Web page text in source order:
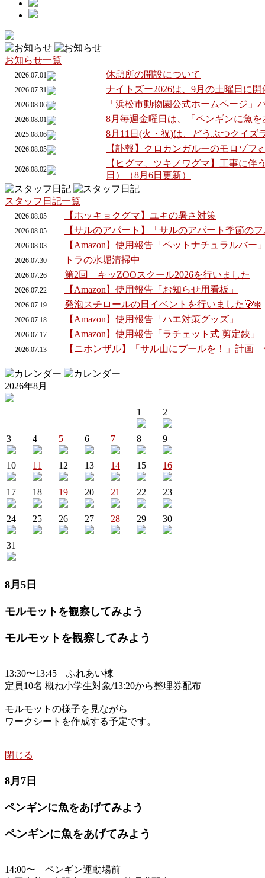
お知らせ一覧
2026.07.01 休憩所の開設について
2026.07.31 ナイトズー2026は、9月の土曜日に開
2026.08.06 「浜松市動物園公式ホームページ」
2026.08.01 8月毎週金曜日は、「ペンギンに魚
2025.08.06 8月11日(火・祝)は、どうぶつクイズ
2026.08.05 【訃報】クロカンガルーのモロゾフ
2026.08.02
【ヒグマ、ツキノワグマ】工事に伴
日）（8月6日更新）
スタッフ日記一覧
2026.08.05 【ホッキョクグマ】ユキの暑さ対策
2026.08.05 【サルのアパート】「サルのアパート季節の
2026.08.03 【Amazon】使用報告「ペットナチュラルバー
2026.07.30 トラの水堀清掃中
2026.07.26 第2回 キッZOOスクール2026を行いました
2026.07.22 【Amazon】使用報告「お知らせ用看板」
2026.07.19 発泡スチロールの日イベントを行いました🐻‍❄️
2026.07.18 【Amazon】使用報告「ハエ対策グッズ」
2026.07.17 【Amazon】使用報告「ラチェット式 剪定鋏」
2026.07.13 【ニホンザル】「サル山にプールを！」計画
2026年8月
1 2
3 4 5 6 7 8 9
10 11 12 13 14 15 16
17 18 19 20 21 22 23
24 25 26 27 28 29 30
31
8月5日
モルモットを観察してみよう
モルモットを観察してみよう
13:30〜13:45 ふれあい棟
定員10名 概ね小学生対象/13:20から整理券配布
モルモットの様子を見ながら
ワークシートを作成する予定です。
閉じる
8月7日
ペンギンに魚をあげてみよう
ペンギンに魚をあげてみよう
14:00〜 ペンギン運動場前